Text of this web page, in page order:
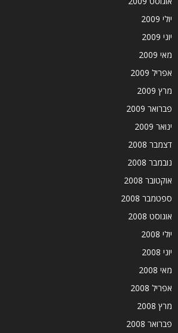
יולי 2009
יוני 2009
מאי 2009
אפריל 2009
מרץ 2009
פברואר 2009
ינואר 2009
דצמבר 2008
נובמבר 2008
אוקטובר 2008
ספטמבר 2008
אוגוסט 2008
יולי 2008
יוני 2008
מאי 2008
אפריל 2008
מרץ 2008
פברואר 2008